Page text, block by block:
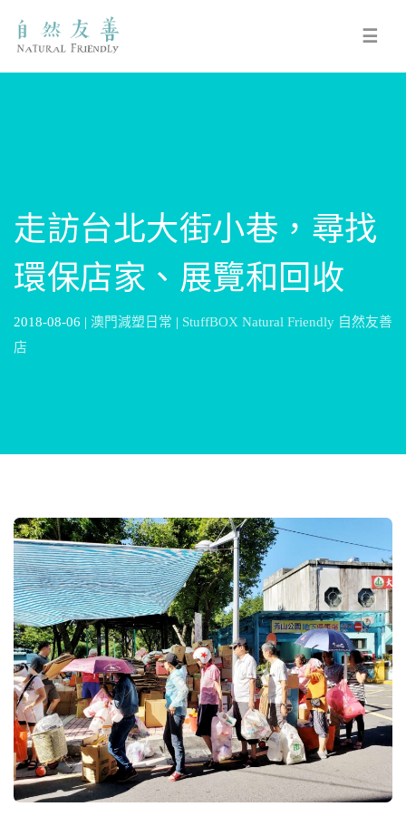
☰
走訪台北大街小巷，尋找
環保店家、展覽和回收
2018-08-06 | 澳門減塑日常 | StuffBOX Natural Friendly 自然友善
店